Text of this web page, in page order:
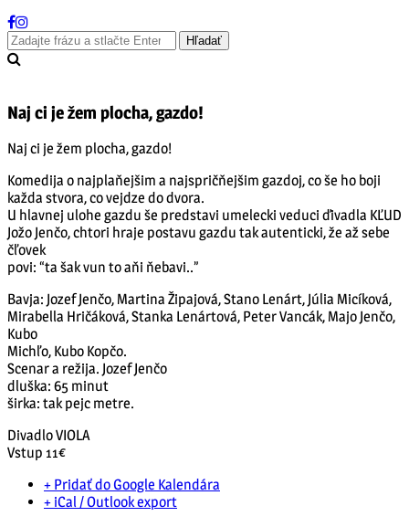
Naj ci je žem plocha, gazdo!
Naj ci je žem plocha, gazdo!
Komedija o najplaňejšim a najspričňejšim gazdoj, co še ho boji
každa stvora, co vejdze do dvora.
U hlavnej ulohe gazdu še predstavi umelecki veduci ďivadla KĽUD
Jožo Jenčo, chtori hraje postavu gazdu tak autenticki, že až sebe
čľovek
povi: “ta šak vun to aňi ňebavi..”
Bavja: Jozef Jenčo, Martina Žipajová, Stano Lenárt, Júlia Micíková,
Mirabella Hričáková, Stanka Lenártová, Peter Vancák, Majo Jenčo,
Kubo
Michľo, Kubo Kopčo.
Scenar a režija. Jozef Jenčo
dluška: 65 minut
širka: tak pejc metre.
Divadlo VIOLA
Vstup 11€
+ Pridať do Google Kalendára
+ iCal / Outlook export